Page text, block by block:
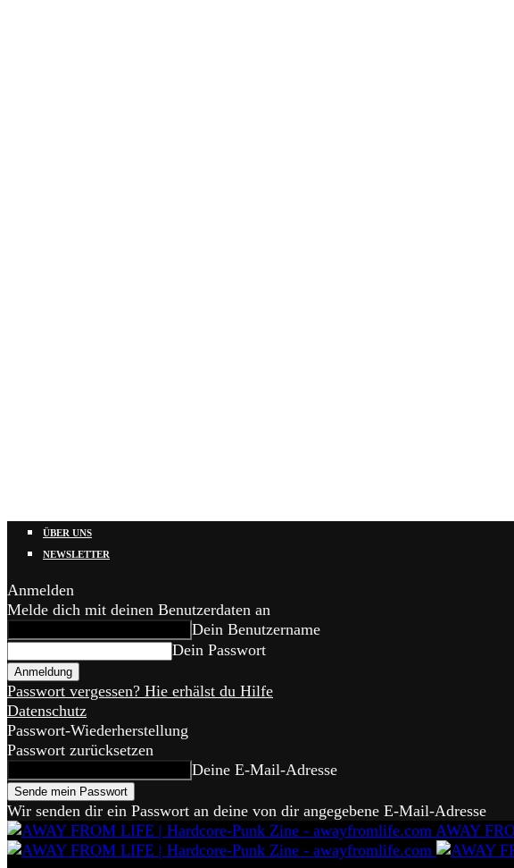
ÜBER UNS
NEWSLETTER
Anmelden
Melde dich mit deinen Benutzerdaten an
Dein Benutzername
Dein Passwort
Passwort vergessen? Hie erhälst du Hilfe
Datenschutz
Passwort-Wiederherstellung
Passwort zurücksetzen
Deine E-Mail-Adresse
Wir senden dir ein Passwort an deine von dir angegebene E-Mail-Adresse
AWAY